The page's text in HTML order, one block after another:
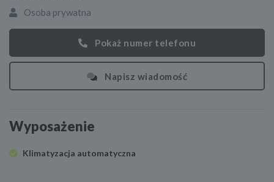
Osoba prywatna
Pokaż numer telefonu
Napisz wiadomość
Wyposażenie
Klimatyzacja automatyczna